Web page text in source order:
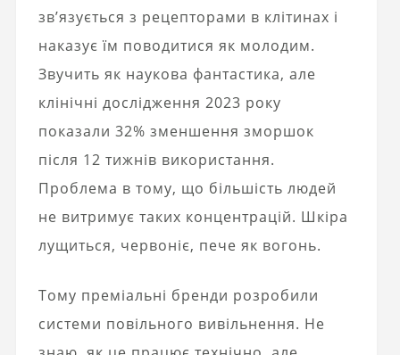
зв’язується з рецепторами в клітинах і
наказує їм поводитися як молодим.
Звучить як наукова фантастика, але
клінічні дослідження 2023 року
показали 32% зменшення зморшок
після 12 тижнів використання.
Проблема в тому, що більшість людей
не витримує таких концентрацій. Шкіра
лущиться, червоніє, пече як вогонь.
Тому преміальні бренди розробили
системи повільного вивільнення. Не